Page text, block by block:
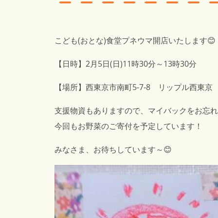
こども(おとな)食堂プネウマ開店いたします😊
【日時】2月5日(日)11時30分～13時30分
【場所】西東京市南町5-7-8 リップル西東京
支援物資もありますので、マイバックをお忘
今回もお野菜のご寄付を予定しています！
みなさま、お待ちしています～😊